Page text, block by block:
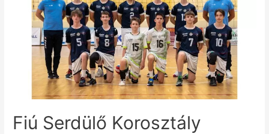
Fiú Serdülő Korosztály